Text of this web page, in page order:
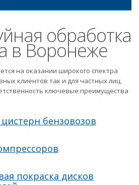
обработка
в Воронеже
на оказании широкого спектра
клиентов так и для частных лиц.
ключевые преимущества
бензовозов
покраска дисков